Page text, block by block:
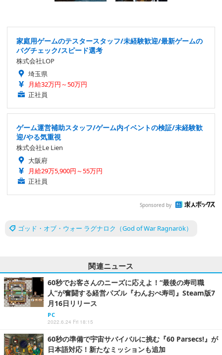
家庭用ゲームのテスタースタッフ/未経験歓迎/最新ゲームの
バグチェック/スピード選考
株式会社LOP
埼玉県
月給32万円～50万円
正社員
ゲーム運営補助スタッフ/ゲーム内イベントの検証/未経験歓
迎/やる気重視
株式会社Le Lien
大阪府
月給29万5,900円～55万円
正社員
Sponsored by
ゴッド・オブ・ウォー ラグナロク（God of War Ragnarök）
関連ニュース
60秒でお客さんのニーズに応えよ！“最後の寿司職
人”が奮闘する経営パズル『わんおぺ寿司』Steam版7
月16日リリース
PC
2022.6.24 Fri 18:15
60秒の準備で宇宙サバイバルに挑む『60 Parsecs!』が
日本語対応！新たなミッションも追加